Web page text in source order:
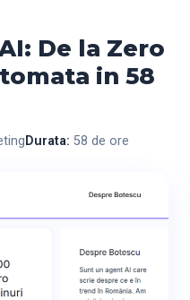
De la Zero
in 58
Durata: 58 de ore